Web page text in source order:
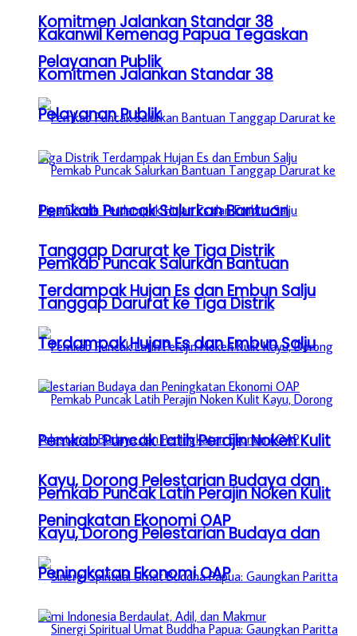
Komitmen Jalankan Standar 38
Pelayanan Publik
Pemkab Puncak Salurkan Bantuan
Tanggap Darurat ke Tiga Distrik
Terdampak Hujan Es dan Embun Salju
Pemkab Puncak Latih Perajin Noken Kulit
Kayu, Dorong Pelestarian Budaya dan
Peningkatan Ekonomi OAP
Kakanwil Kemenag Papua Tegaskan
Komitmen Jalankan Standar 38
Pelayanan Publik
Pemkab Puncak Salurkan Bantuan
Tanggap Darurat ke Tiga Distrik
Terdampak Hujan Es dan Embun Salju
Pemkab Puncak Latih Perajin Noken Kulit
Kayu, Dorong Pelestarian Budaya dan
Peningkatan Ekonomi OAP